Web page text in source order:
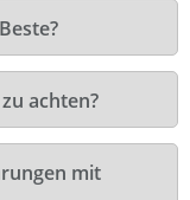
achten?
mit